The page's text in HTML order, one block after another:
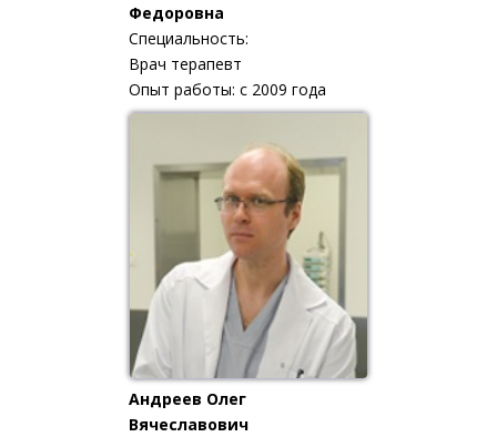
Федоровна
Специальность:
Врач терапевт
Опыт работы: с 2009 года
Андреев Олег
Вячеславович